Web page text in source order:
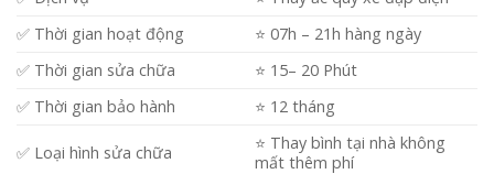
✅ Thời gian hoạt động
⭐️ 07h – 21h hàng ngày
✅ Thời gian sửa chữa
⭐️ 15– 20 Phút
✅ Thời gian bảo hành
⭐️ 12 tháng
✅ Loại hình sửa chữa
⭐️ Thay bình tại nhà không
mất thêm phí